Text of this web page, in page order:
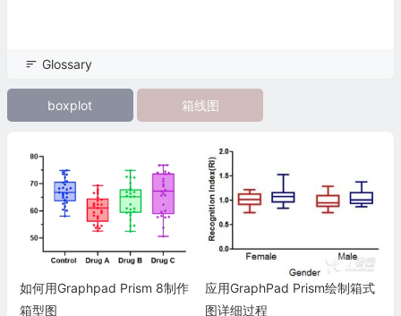
Glossary
boxplot 箱线图
如何用Graphpad Prism 8制作
箱型图
应用GraphPad Prism绘制箱式
图详细过程